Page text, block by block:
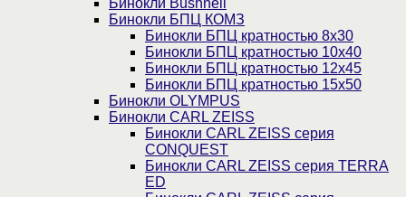
Бинокли Bushnell
Бинокли БПЦ КОМЗ
Бинокли БПЦ кратностью 8х30
Бинокли БПЦ кратностью 10х40
Бинокли БПЦ кратностью 12х45
Бинокли БПЦ кратностью 15х50
Бинокли OLYMPUS
Бинокли CARL ZEISS
Бинокли CARL ZEISS серия
CONQUEST
Бинокли CARL ZEISS серия TERRA
ED